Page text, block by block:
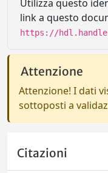
Utilizza questo
link a questo
https://
Attenzione
Attenzione! I dati
sottoposti a
Citazioni